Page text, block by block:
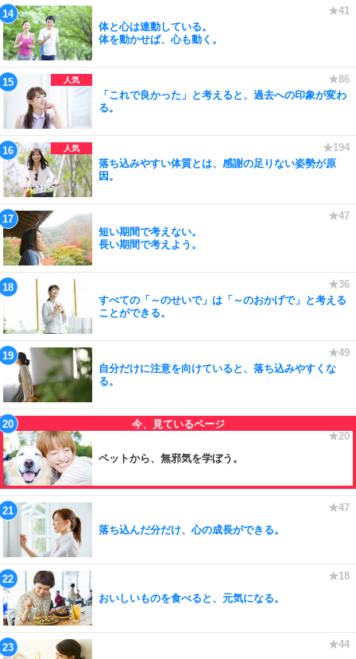
体と心は連動している。
体を動かせば、心も動く。
「これで良かった」と考えると、過去への印象が変わ
る。
落ち込みやすい体質とは、感謝の足りない姿勢が原
因。
短い期間で考えない。
長い期間で考えよう。
すべての「～のせいで」は「～のおかげで」と考える
ことができる。
自分だけに注意を向けていると、落ち込みやすくな
る。
ペットから、無邪気を学ぼう。
落ち込んだ分だけ、心の成長ができる。
おいしいものを食べると、元気になる。